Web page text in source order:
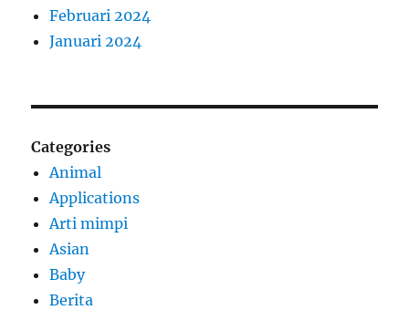
Februari 2024
Januari 2024
Categories
Animal
Applications
Arti mimpi
Asian
Baby
Berita